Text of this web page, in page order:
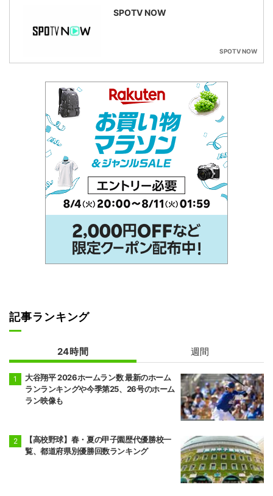
SPOTV NOW
SPOTV NOW
記事ランキング
24時間 週間
大谷翔平 2026ホームラン数 最新のホーム
ランランキングや今季第25、26号のホーム
ラン映像も
【高校野球】春・夏の甲子園歴代優勝校一
覧、都道府県別優勝回数ランキング